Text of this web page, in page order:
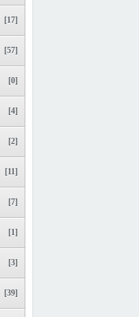
[17]
[57]
[0]
[4]
[2]
[11]
[7]
[1]
[3]
[39]